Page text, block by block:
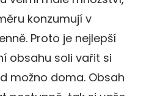
konzumují v
Proto je nejlepší
obsahu soli vařit si
možno doma. Obsah